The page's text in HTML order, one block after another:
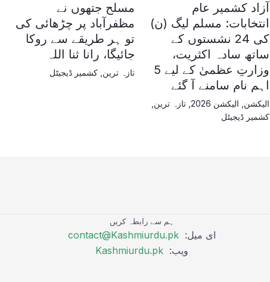
آزاد کشمیر عام
انتخابات: مسلم لیگ (ن)
کی 24 نشستوں کے
ساتھ سادہ اکثریت،
وزارتِ عظمیٰ کے لیے 5
اہم نام سامنے آ گئے
الیکشن الیکشن 2026 ,تازہ ترین
کشمیر ڈیجیٹل
مسلح جتھوں نے
مظفرآباد پر چڑھائی کی
تو ہر طریقے سے روکا
جائیگا، رانا ثنا اللہ
تازہ ترین ,کشمیر ڈیجیٹل
ہم سے رابطہ کریں
ای میل: contact@Kashmiurdu.pk
ویب: Kashmiurdu.pk